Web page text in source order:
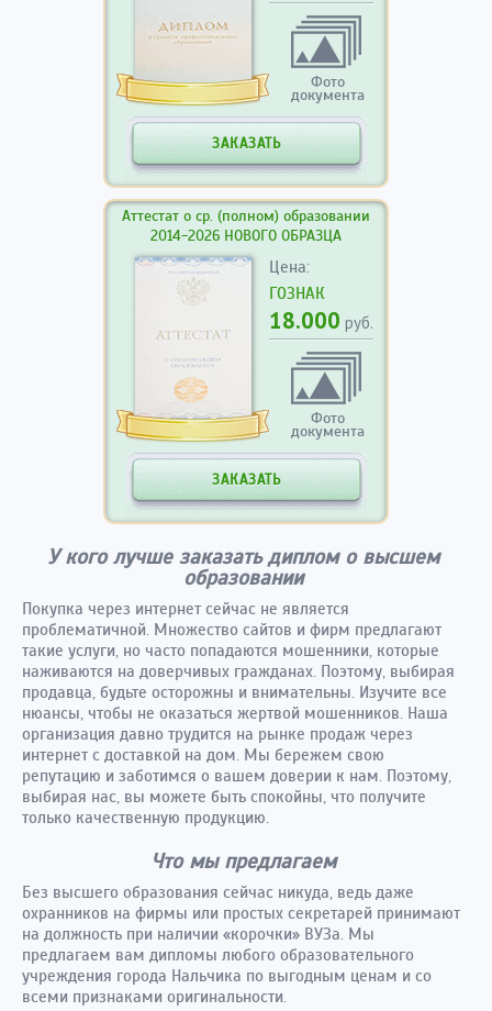
Фото
документа
ЗАКАЗАТЬ
Аттестат о ср. (полном) образовании
2014-2026 НОВОГО ОБРАЗЦА
Цена:
ГОЗНАК
18.000 руб.
Фото
документа
ЗАКАЗАТЬ
У кого лучше заказать диплом о высшем
образовании
Покупка через интернет сейчас не является
проблематичной. Множество сайтов и фирм предлагают
такие услуги, но часто попадаются мошенники, которые
наживаются на доверчивых гражданах. Поэтому, выбирая
продавца, будьте осторожны и внимательны. Изучите все
нюансы, чтобы не оказаться жертвой мошенников. Наша
организация давно трудится на рынке продаж через
интернет с доставкой на дом. Мы бережем свою
репутацию и заботимся о вашем доверии к нам. Поэтому,
выбирая нас, вы можете быть спокойны, что получите
только качественную продукцию.
Что мы предлагаем
Без высшего образования сейчас никуда, ведь даже
охранников на фирмы или простых секретарей принимают
на должность при наличии «корочки» ВУЗа. Мы
предлагаем вам дипломы любого образовательного
учреждения города Нальчика по выгодным ценам и со
всеми признаками оригинальности.